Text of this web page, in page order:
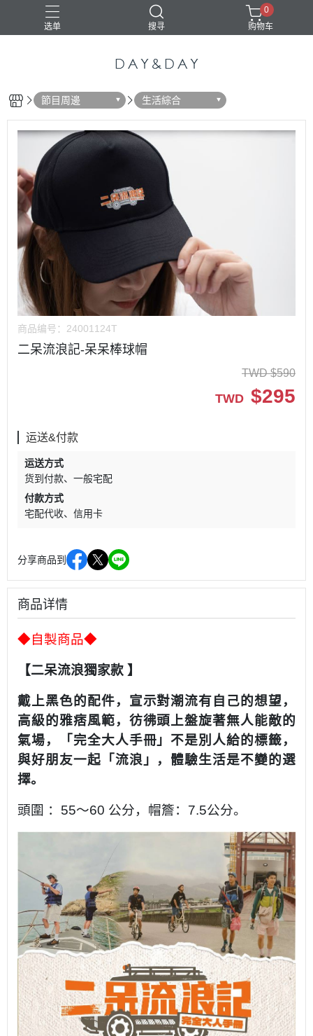
选单 搜寻
0
购物车
節目周邊 生活綜合
商品编号： 24001124T
二呆流浪記-呆呆棒球帽
TWD $590
TWD $295
运送&付款
运送方式
货到付款
一般宅配
付款方式
宅配代收
信用卡
分享商品到
商品详情
◆自製商品◆
【二呆流浪獨家款 】
戴上黑色的配件，宣示對潮流有自己的想望，
高級的雅痞風範，彷彿頭上盤旋著無人能敵的
氣場，「完全大人手冊」不是別人給的標籤，
與好朋友一起「流浪」，體驗生活是不變的選
擇。
頭圍 ：55～60 公分，帽簷：7.5公分。